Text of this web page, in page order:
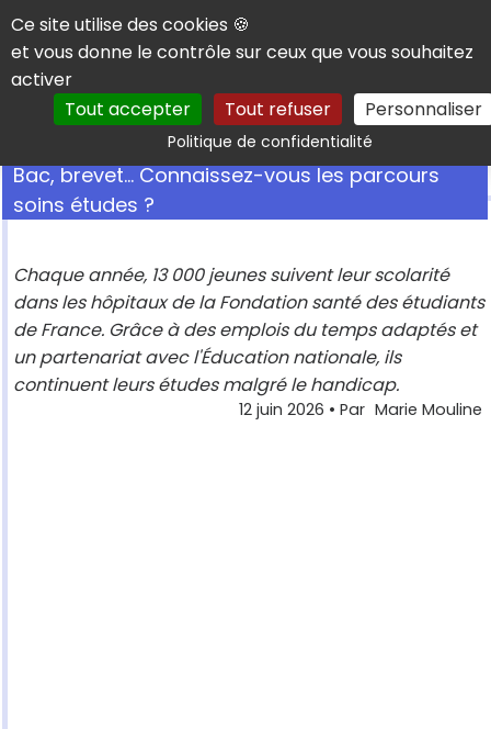
Panneau de gestion des cookies
Ce site utilise des cookies 🍪
et vous donne le contrôle sur ceux que vous souhaitez
activer
Tout accepter
Tout refuser Personnaliser
Politique de confidentialitéRechercher
Bac, brevet... Connaissez-vous les parcours
soins études ?
Chaque année, 13 000 jeunes suivent leur scolarité
dans les hôpitaux de la Fondation santé des étudiants
de France. Grâce à des emplois du temps adaptés et
un partenariat avec l'Éducation nationale, ils
continuent leurs études malgré le handicap.
12 juin 2026 • Par Marie Mouline